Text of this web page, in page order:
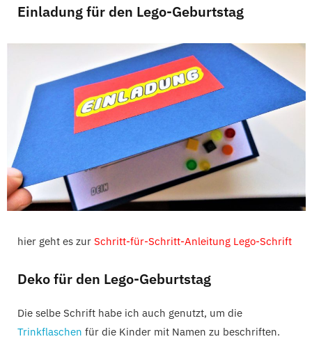
Einladung für den Lego-Geburtstag
hier geht es zur Schritt-für-Schritt-Anleitung Lego-Schrift
Deko für den Lego-Geburtstag
Die selbe Schrift habe ich auch genutzt, um die
Trinkflaschen für die Kinder mit Namen zu beschriften.